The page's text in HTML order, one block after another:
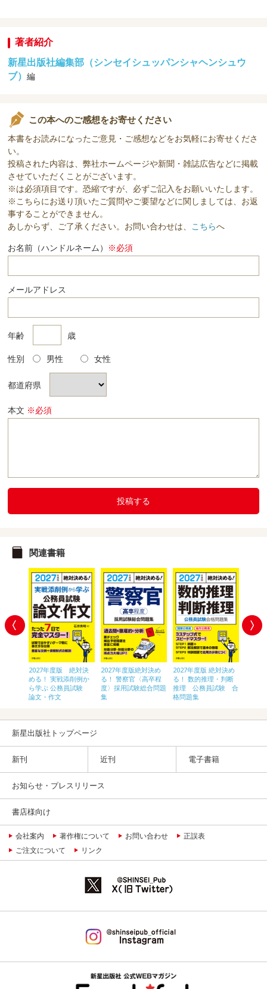
著者紹介
新星出版社編集部（シンセイシュッパンシャヘンシュウ
ブ）編
この本へのご感想をお寄せください
本書をお読みになったご意見・ご感想などをお気軽にお寄せくださ
い。
投稿された内容は、弊社ホームページや新聞・雑誌広告などに掲載
させていただくことがございます。
※は必須項目です。恐縮ですが、必ずご記入をお願いいたします。
※こちらにお送り頂いたご質問やご要望などに関しましては、お返
事することができません。
あしからず、ご了承ください。お問い合わせは、 こちらへ
お名前（ハンドルネーム） ※必須
メールアドレス
年齢 歳
性別 男性 女性
都道府県
本文 ※必須
投稿する
関連書籍
2027年度版 絶対決
める！ 実戦添削例か
ら学ぶ 公務員試験
論文・作文
2027年度版絶対決め
る！ 警察官〈高卒程
度〉採用試験総合問題
集
2027年度版 絶対決め
る！ 数的推理・判断
推理 公務員試験 合
格問題集
新星出版社トップページ
新刊 近刊 電子書籍
お知らせ・プレスリリース
書店様向け
会社案内 著作権について お問い合わせ
正誤表
ご注文について
リンク